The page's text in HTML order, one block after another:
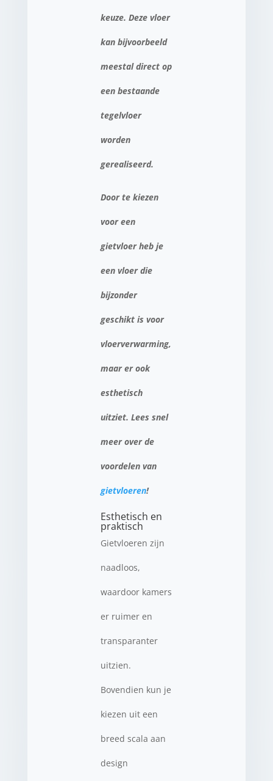
keuze. Deze vloer
kan bijvoorbeeld
meestal direct op
een bestaande
tegelvloer
worden
gerealiseerd.
Door te kiezen
voor een
gietvloer heb je
een vloer die
bijzonder
geschikt is voor
vloerverwarming,
maar er ook
esthetisch
uitziet. Lees snel
meer over de
voordelen van
gietvloeren!
Esthetisch en
praktisch
Gietvloeren zijn
naadloos,
waardoor kamers
er ruimer en
transparanter
uitzien.
Bovendien kun je
kiezen uit een
breed scala aan
design